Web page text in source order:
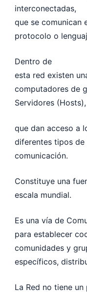
interconectadas,
que se comunican
protocolo o
Dentro de
esta red existen
computadores de
Servidores (Hosts),
que dan acceso a
diferentes tipos
comunicación.
Constituye una
escala mundial.
Es una vía de
para establecer
comunidades y
específicos,
La Red no tiene